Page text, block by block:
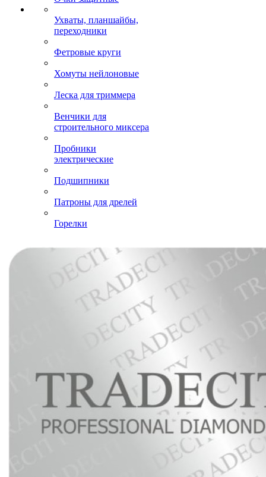
Ухваты, планшайбы,
переходники
Фетровые круги
Хомуты нейлоновые
Леска для триммера
Венчики для
строительного миксера
Пробники
электрические
Подшипники
Патроны для дрелей
Горелки